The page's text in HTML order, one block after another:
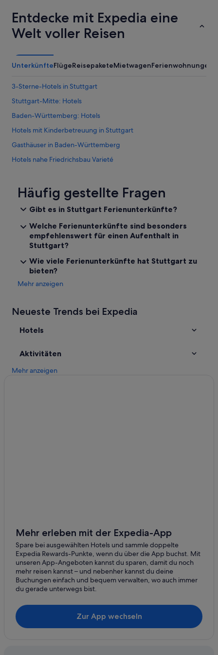
Entdecke mit Expedia eine
Welt voller Reisen
UnterkünfteFlügeReisepaketeMietwagenFerienwohnungen
3-Sterne-Hotels in Stuttgart
Stuttgart-Mitte: Hotels
Baden-Württemberg: Hotels
Hotels mit Kinderbetreuung in Stuttgart
Gasthäuser in Baden-Württemberg
Hotels nahe Friedrichsbau Varieté
Accor Hotels in Stuttgart
Hotels nahe Schlossplatz
Maritim Hotels in Stuttgart
Hotels mit Wellnessbereich in Stuttgart
Luxus in Stuttgart
Ferienparks in Baden-Württemberg
Hotels mit Pool in Stuttgart-Mitte
Stuttgart Hotels
Villen in Stuttgart
Hotels mit Suiten in Stuttgart
Business in Stuttgart-Mitte
Häufig gestellte Fragen
Gibt es in Stuttgart Ferienunterkünfte?
Welche Ferienunterkünfte sind besonders
empfehlenswert für einen Aufenthalt in
Stuttgart?
Wie viele Ferienunterkünfte hat Stuttgart zu
bieten?
Mehr anzeigen
Neueste Trends bei Expedia
Hotels
Aktivitäten
Mehr anzeigen
Mehr erleben mit der Expedia-App
Spare bei ausgewählten Hotels und sammle doppelte
Expedia Rewards-Punkte, wenn du über die App buchst. Mit
unseren App-Angeboten kannst du sparen, damit du noch
mehr reisen kannst – und nebenher kannst du deine
Buchungen einfach und bequem verwalten, wo auch immer
du gerade unterwegs bist.
Zur App wechseln